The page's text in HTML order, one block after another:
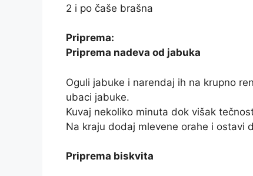
2 i po čaše brašna
Priprema:
Priprema nadeva od jabuka
Oguli jabuke i narendaj ih na krupno
ubaci jabuke.
Kuvaj nekoliko minuta dok višak
Na kraju dodaj mlevene orahe i ostavi
Priprema biskvita